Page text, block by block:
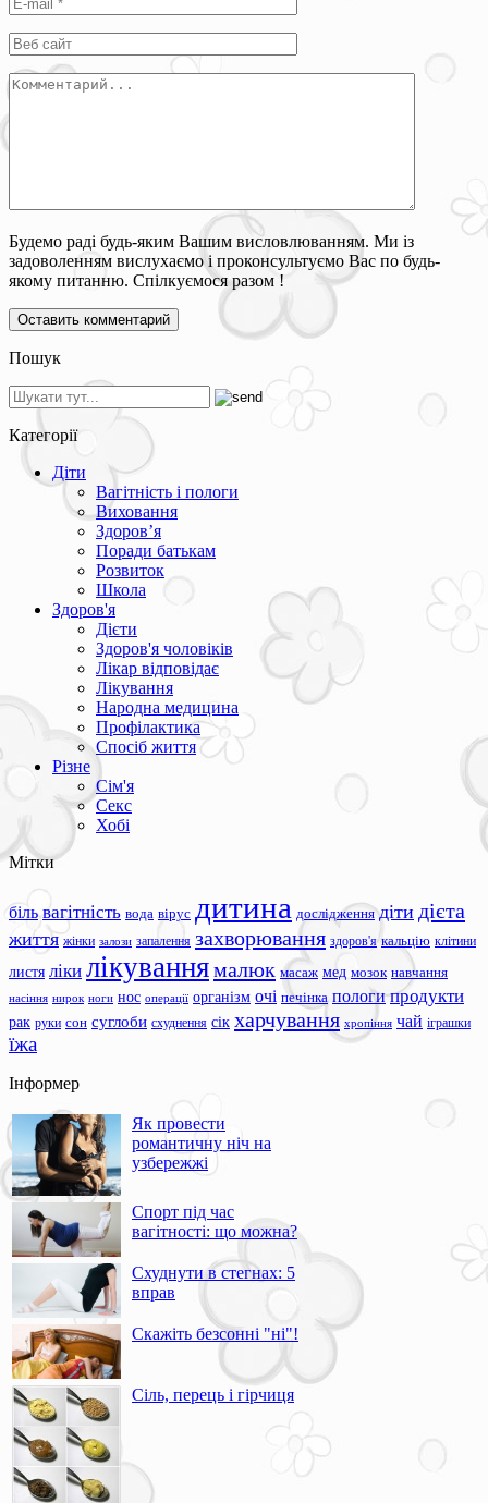
Будемо раді будь-яким Вашим висловлюванням. Ми із
задоволенням вислухаємо і проконсультуємо Вас по будь-
якому питанню. Спілкуємося разом !
Пошук
Категорії
Діти
Вагітність і пологи
Виховання
Здоров’я
Поради батькам
Розвиток
Школа
Здоров'я
Дієти
Здоров'я чоловіків
Лікар відповідає
Лікування
Народна медицина
Профілактика
Спосіб життя
Різне
Сім'я
Секс
Хобі
Мітки
біль вагітність вода вірус дитина дослідження діти дієта
життя жінки залози запалення захворювання здоров'я кальцію клітини
листя ліки лікуваннямалюк масаж мед мозок навчання
насіння нирок ноги нос операції організм очі печінка пологи продукти
рак руки сон суглоби схуднення сік харчування хропіння чай іграшки
їжа
Інформер
Як провести
романтичну ніч на
узбережжі
Спорт під час
вагітності: що можна?
Схуднути в стегнах: 5
вправ
Скажіть безсонні "ні"!
Сіль, перець і гірчиця